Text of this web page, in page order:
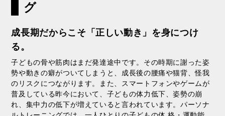
グ
成⻑期だからこそ「正しい動き」を⾝につけ
る。
⼦どもの⾻や筋⾁はまだ発達途中です。その時期に謝った姿
勢や動きの癖がついてしまうと、成⻑後の腰痛や猫背、怪我
のリスクにつながります。また、スマートフォンやゲームが
普及している昨今において、⼦どもの体⼒低下、姿勢の崩
れ、集中⼒の低下が増えていると⾔われています。パーソナ